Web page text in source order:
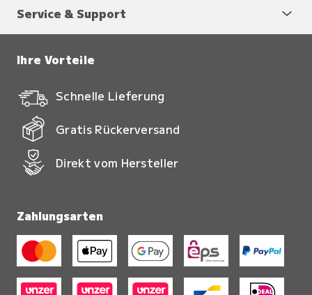
Service & Support
Ihre Vorteile
Schnelle Lieferung
Gratis Rückerversand
Direkt vom Hersteller
Zahlungsarten